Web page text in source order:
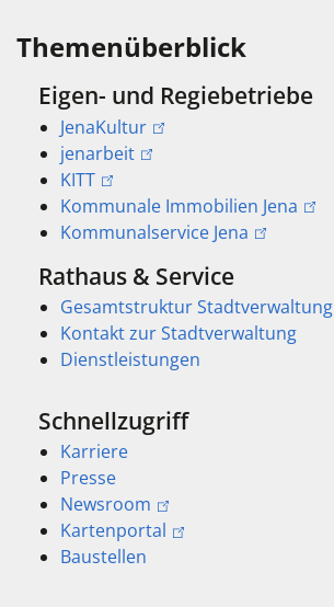
Themenüberblick
Eigen- und Regiebetriebe
JenaKultur
jenarbeit
KITT
Kommunale Immobilien Jena
Kommunalservice Jena
Rathaus & Service
Gesamtstruktur Stadtverwaltung
Kontakt zur Stadtverwaltung
Dienstleistungen
Schnellzugriff
Karriere
Presse
Newsroom
Kartenportal
Baustellen